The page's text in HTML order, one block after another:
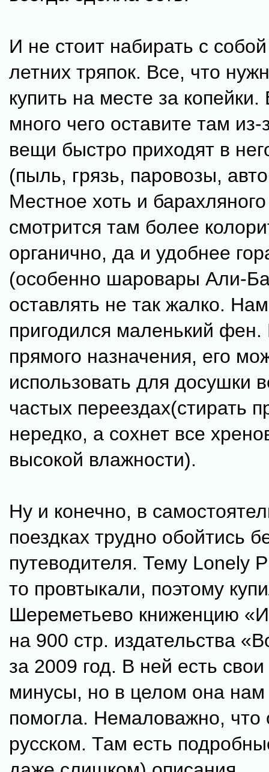
И не стоит набирать с
летних тряпок. Все, что
купить на месте за
много чего оставите там из-
вещи быстро приходят в
(пыль, грязь, паровозы,
Местное хоть и
смотрится там более
органично, да и удобнее
(особенно шаровары Али-
оставлять не так жалко.
пригодился маленький
прямого назначения, его
использовать для досушки
частых переездах(стирать
нередко, а сохнет все
высокой влажности).
Ну и конечно, в
поездках трудно обойтись
путеводителя. Тему Lonely
то провтыкали, поэтому
Шереметьево книженцию
на 900 стр. издательства
за 2009 год. В ней есть
минусы, но в целом она нам
помогла. Немаловажно, что
русском. Там есть